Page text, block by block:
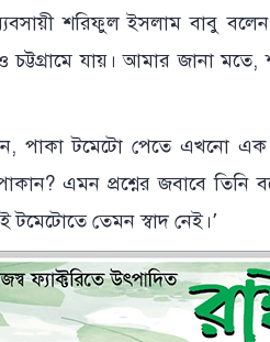
শরিফুল ইসলাম বাবু
চট্টগ্রামে যায়। আমার জানা
পাকা টমেটো পেতে এখনো
এমন প্রশ্নের জবাবে
তেমন স্বাদ নেই।’